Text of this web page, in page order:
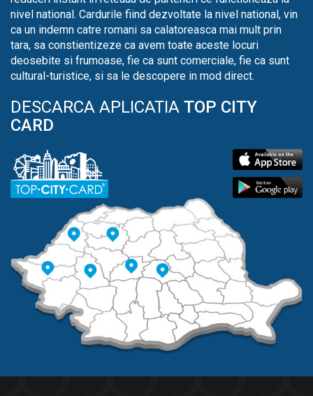
nivel national. Cardurile fiind dezvoltate la nivel national, vin
ca un indemn catre romani sa calatoreasca mai mult prin
tara, sa constientizeze ca avem toate aceste locuri
deosebite si frumoase, fie ca sunt comerciale, fie ca sunt
cultural-turistice, si sa le descopere in mod direct.
DESCARCA APLICATIA TOP CITY
CARD